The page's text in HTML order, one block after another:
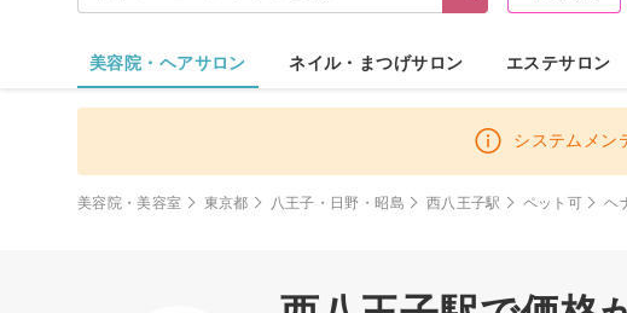
美容院・ヘアサロン ネイル・まつげサロン エステサロン
システムメン
美容院・美容室 東京都 八王子・日野・昭島 西八王子駅 ペット可 ヘ